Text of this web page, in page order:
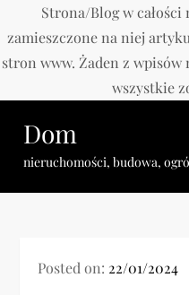
Strona/Blog w
zamieszczone na niej
stron www. Żaden z
wszystkie
content
Dom
nieruchomości, budowa,
Posted on: 22/01/2024